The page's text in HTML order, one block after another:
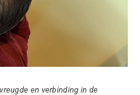
en verbinding in de